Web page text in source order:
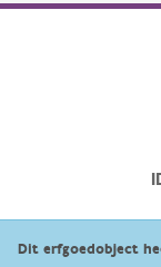
Dit erfgoedobject